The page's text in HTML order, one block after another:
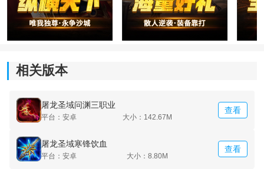
2. 在装备体系上，游戏坚持“赤月终极”的设定，不设特殊
戒指，最高小极品仅为+5，这极大地保障了散人玩家的
全地图无VIP限制，真正实现了“小怪也能爆神装”的承
3. 成长路径清晰且友好，开局即享自动拾取、自动回收
赠送大量灵玉，个人首爆装备可获得海量神龙币，这些
设计都有效 加速 了玩家的前期发育进程。
相关版本
屠龙圣域问渊三职业
平台：安卓 大小：142.67M
查看
屠龙圣域寒锋饮血
平台：安卓 大小：8.80M
查看